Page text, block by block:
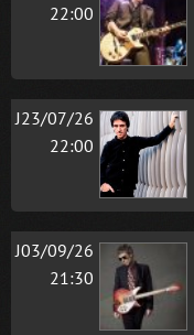
22:00
J23/07/26
22:00
J03/09/26
21:30